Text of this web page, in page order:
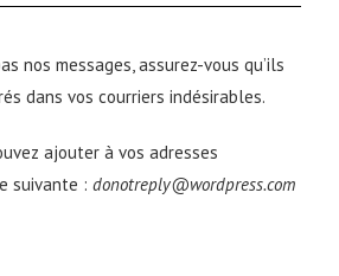
nos messages, assurez-vous qu’ils
dans vos courriers indésirables.
ajouter à vos adresses
suivante :donotreply@wordpress.com